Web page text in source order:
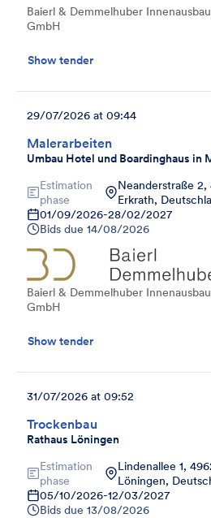
Baierl & Demmelhuber Innenausbau
GmbH
Show tender
Malerarbeiten
Umbau Hotel und Boardinghaus in
29/07/2026 at 09:44
Estimation
phase
Neanderstraße
Erkrath,
01/09/2026-28/02/2027
Bids due 14/08/2026
Baierl & Demmelhuber Innenausbau
GmbH
Show tender
Trockenbau
Rathaus Löningen
31/07/2026 at 09:52
Estimation
phase
Lindenallee 1,
Löningen,
05/10/2026-12/03/2027
Bids due 13/08/2026